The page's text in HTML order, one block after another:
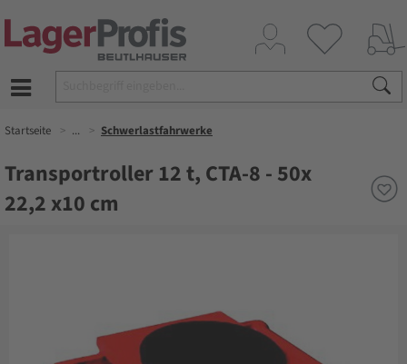
Startseite ... Schwerlastfahrwerke
Transportroller 12 t, CTA-8 - 50x
22,2 x10 cm